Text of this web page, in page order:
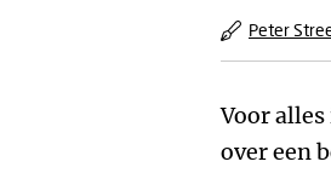
Peter
Voor
over een